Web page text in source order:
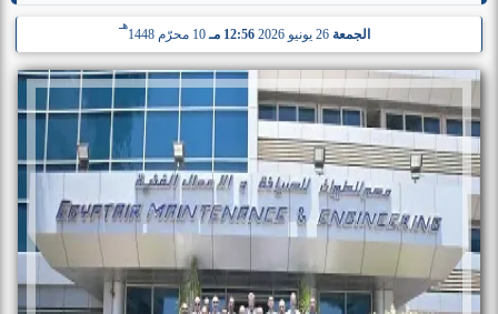
الجمعة 12:56 مـ 10 محرّم 1448
هـ